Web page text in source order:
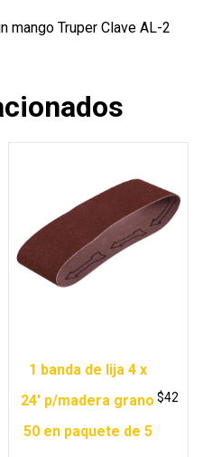
mango Truper Clave AL-2
1 banda de lija 4 x
24′ p/madera grano
50 en paquete de 5
$42